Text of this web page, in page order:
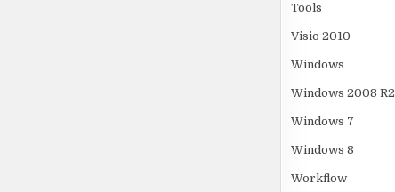
Tools
Visio 2010
Windows
Windows 2008 R2
Windows 7
Windows 8
Workflow